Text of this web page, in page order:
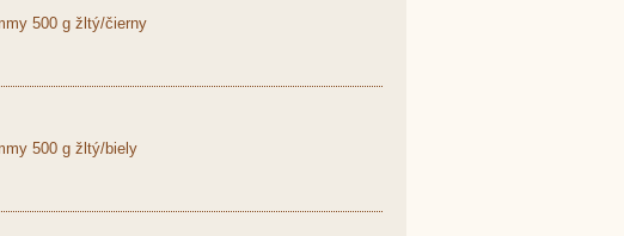
500 g žltý/čierny
500 g žltý/biely